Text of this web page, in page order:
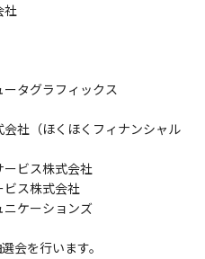
グラフィックス
ほくほくフィナンシャル
ス株式会社
株式会社
ーションズ
を行います。